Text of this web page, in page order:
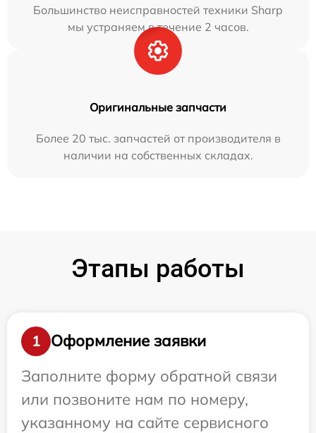
Большинство неисправностей техники Sharp
мы устраняем в течение 2 часов.
Оригинальные запчасти
Более 20 тыс. запчастей от производителя в
наличии на собственных складах.
Этапы работы
1
Оформление заявки
Заполните форму обратной связи
или позвоните нам по номеру,
указанному на сайте сервисного